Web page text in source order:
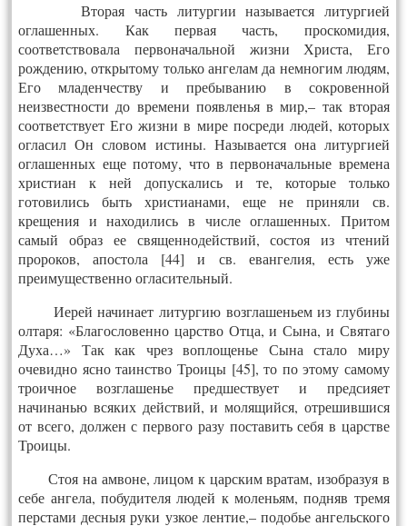
Вторая часть литургии называется литургией
оглашенных. Как первая часть, проскомидия,
соответствовала первоначальной жизни Христа, Его
рождению, открытому только ангелам да немногим людям,
Его младенчеству и пребыванию в сокровенной
неизвестности до времени появленья в мир,– так вторая
соответствует Его жизни в мире посреди людей, которых
огласил Он словом истины. Называется она литургией
оглашенных еще потому, что в первоначальные времена
христиан к ней допускались и те, которые только
готовились быть христианами, еще не приняли св.
крещения и находились в числе оглашенных. Притом
самый образ ее священнодействий, состоя из чтений
пророков, апостола [44] и св. евангелия, есть уже
преимущественно огласительный.
Иерей начинает литургию возглашеньем из глубины
олтаря: «Благословенно царство Отца, и Сына, и Святаго
Духа…» Так как чрез воплощенье Сына стало миру
очевидно ясно таинство Троицы [45], то по этому самому
троичное возглашенье предшествует и предсияет
начинанью всяких действий, и молящийся, отрешившися
от всего, должен с первого разу поставить себя в царстве
Троицы.
Стоя на амвоне, лицом к царским вратам, изобразуя в
себе ангела, побудителя людей к моленьям, подняв тремя
перстами десныя руки узкое лентие,– подобье ангельского